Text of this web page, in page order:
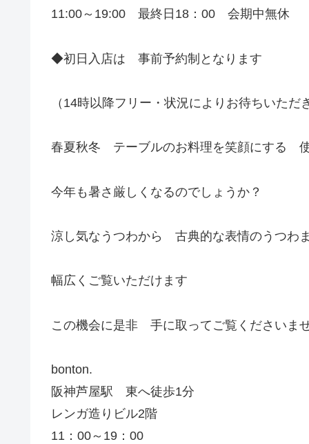
11:00～19:00 最終日18：00 会期中無休
◆初日入店は 事前予約制となります
（14時以降フリー・状況によりお待ちいただ
春夏秋冬 テーブルのお料理を笑顔にする
今年も暑さ厳しくなるのでしょうか？
涼し気なうつわから 古典的な表情のうつわ
幅広くご覧いただけます
この機会に是非 手に取ってご覧くださいま
bonton.
阪神芦屋駅 東へ徒歩1分
レンガ造りビル2階
11：00～19：00